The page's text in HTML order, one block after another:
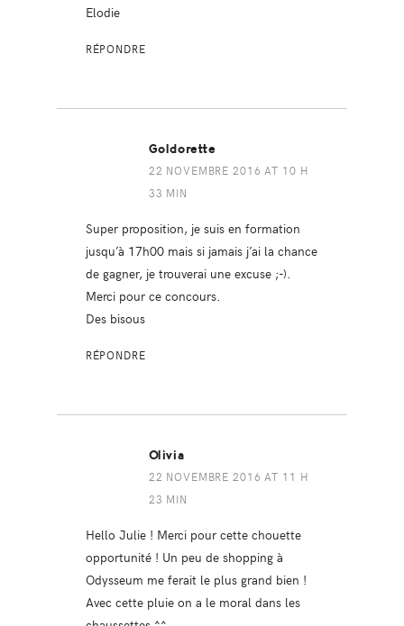
Elodie
RÉPONDRE
Goldorette
22 NOVEMBRE 2016 AT 10 H
33 MIN
Super proposition, je suis en formation
jusqu’à 17h00 mais si jamais j’ai la chance
de gagner, je trouverai une excuse ;-).
Merci pour ce concours.
Des bisous
RÉPONDRE
Olivia
22 NOVEMBRE 2016 AT 11 H
23 MIN
Hello Julie ! Merci pour cette chouette
opportunité ! Un peu de shopping à
Odysseum me ferait le plus grand bien !
Avec cette pluie on a le moral dans les